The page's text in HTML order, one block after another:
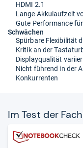
HDMI 2.1
Lange Akkulaufzeit
Gute Performance
Schwächen
Spürbare Flexibilität
Kritik an der
Displayqualität
Nicht führend in der
Konkurrenten
Im Test der